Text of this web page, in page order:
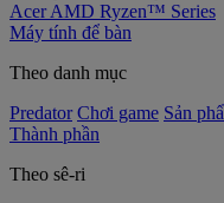
Acer AMD Ryzen™ Series
Máy tính để bàn
Theo danh mục
Predator Chơi game Sản
Thành phần
Theo sê-ri